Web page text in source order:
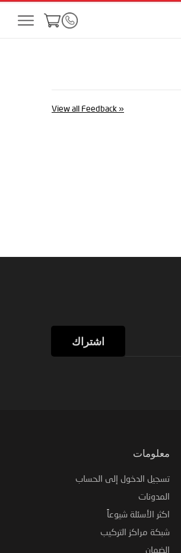
«
View all Feedback
اشتراك
معلومات
تسجيل الدخول إلى الحساب
المدونات
اكثر الأسئلة شيوعاً
شبكة مراكز التركيب
الضمان